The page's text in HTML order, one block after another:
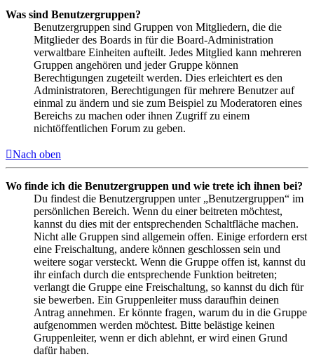
Was sind Benutzergruppen?
Benutzergruppen sind Gruppen von Mitgliedern, die die
Mitglieder des Boards in für die Board-Administration
verwaltbare Einheiten aufteilt. Jedes Mitglied kann mehreren
Gruppen angehören und jeder Gruppe können
Berechtigungen zugeteilt werden. Dies erleichtert es den
Administratoren, Berechtigungen für mehrere Benutzer auf
einmal zu ändern und sie zum Beispiel zu Moderatoren eines
Bereichs zu machen oder ihnen Zugriff zu einem
nichtöffentlichen Forum zu geben.
Nach oben
Wo finde ich die Benutzergruppen und wie trete ich ihnen bei?
Du findest die Benutzergruppen unter „Benutzergruppen“ im
persönlichen Bereich. Wenn du einer beitreten möchtest,
kannst du dies mit der entsprechenden Schaltfläche machen.
Nicht alle Gruppen sind allgemein offen. Einige erfordern erst
eine Freischaltung, andere können geschlossen sein und
weitere sogar versteckt. Wenn die Gruppe offen ist, kannst du
ihr einfach durch die entsprechende Funktion beitreten;
verlangt die Gruppe eine Freischaltung, so kannst du dich für
sie bewerben. Ein Gruppenleiter muss daraufhin deinen
Antrag annehmen. Er könnte fragen, warum du in die Gruppe
aufgenommen werden möchtest. Bitte belästige keinen
Gruppenleiter, wenn er dich ablehnt, er wird einen Grund
dafür haben.